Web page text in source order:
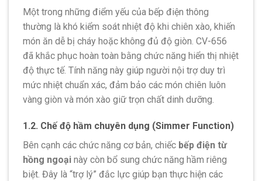
Một trong những điểm yếu của bếp điện thông
thường là khó kiểm soát nhiệt độ khi chiên xào, khiến
món ăn dễ bị cháy hoặc không đủ độ giòn. CV-656
đã khắc phục hoàn toàn bằng chức năng hiển thị nhiệt
độ thực tế. Tính năng này giúp người nội trợ duy trì
mức nhiệt chuẩn xác, đảm bảo các món chiên luôn
vàng giòn và món xào giữ trọn chất dinh dưỡng.
1.2. Chế độ hầm chuyên dụng (Simmer Function)
Bên cạnh các chức năng cơ bản, chiếc bếp điện từ
hồng ngoại này còn bổ sung chức năng hầm riêng
biệt. Đây là “trợ lý” đắc lực giúp bạn thực hiện các